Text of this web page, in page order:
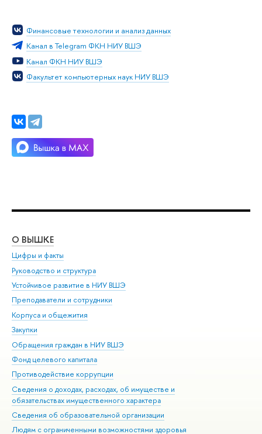
Финансовые технологии и анализ данных
Канал в Telegram ФКН НИУ ВШЭ
Канал ФКН НИУ ВШЭ
Факультет компьютерных наук НИУ ВШЭ
О ВЫШКЕ
Цифры и факты
Руководство и структура
Устойчивое развитие в НИУ ВШЭ
Преподаватели и сотрудники
Корпуса и общежития
Закупки
Обращения граждан в НИУ ВШЭ
Фонд целевого капитала
Противодействие коррупции
Сведения о доходах, расходах, об имуществе и
обязательствах имущественного характера
Сведения об образовательной организации
Людям с ограниченными возможностями здоровья